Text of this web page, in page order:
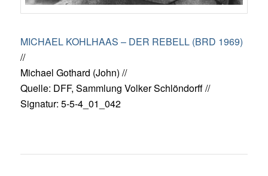
MICHAEL KOHLHAAS – DER REBELL (BRD 1969)
//
Michael Gothard (John) //
Quelle: DFF, Sammlung Volker Schlöndorff //
Signatur: 5-5-4_01_042